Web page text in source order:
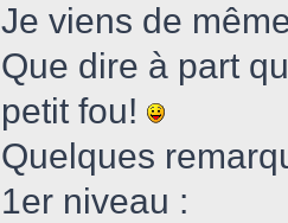
Je viens de
Que dire à part
petit fou!
Quelques
1er niveau :